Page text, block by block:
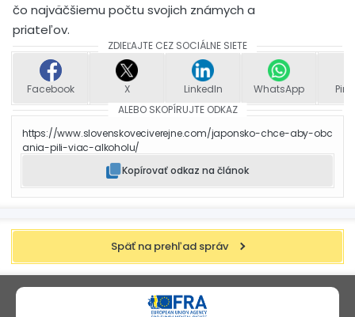
čo najväčšiemu počtu svojich známych a
priateľov.
ZDIEĽAJTE CEZ SOCIÁLNE SIETE
Facebook X LinkedIn WhatsApp
ALEBO SKOPÍRUJTE ODKAZ
https://www.slovenskoveciverejne.com/japonsko-chce-aby-obc
ania-pili-viac-alkoholu/
Kopírovať odkaz na článok
Späť na prehľad správ